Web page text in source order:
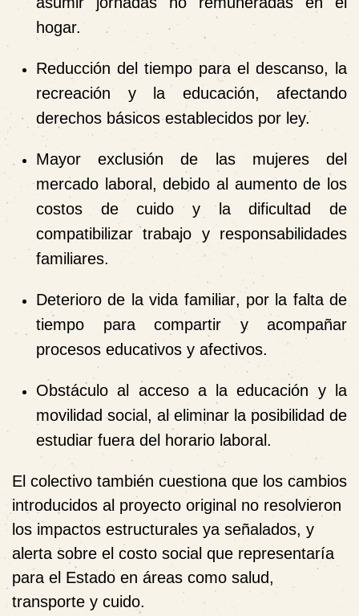
hogar.
Reducción del tiempo para el descanso, la
recreación y la educación, afectando
derechos básicos establecidos por ley.
Mayor exclusión de las mujeres del
mercado laboral, debido al aumento de los
costos de cuido y la dificultad de
compatibilizar trabajo y responsabilidades
familiares.
Deterioro de la vida familiar, por la falta de
tiempo para compartir y acompañar
procesos educativos y afectivos.
Obstáculo al acceso a la educación y la
movilidad social, al eliminar la posibilidad de
estudiar fuera del horario laboral.
El colectivo también cuestiona que los cambios
introducidos al proyecto original no resolvieron
los impactos estructurales ya señalados, y
alerta sobre el costo social que representaría
para el Estado en áreas como salud,
transporte y cuido.